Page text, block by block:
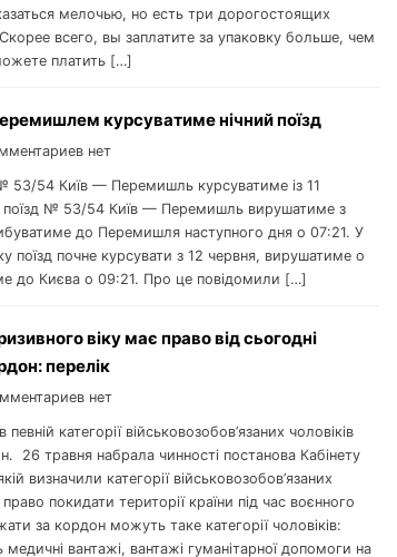
мелочью, но есть три дорогостоящих
всего, вы заплатите за упаковку больше, чем
платить […]
курсуватиме нічний поїзд
нет
53/54 Київ — Перемишль курсуватиме із 11
поїзд № 53/54 Київ — Перемишль вирушатиме з
до Перемишля наступного дня о 07:21. У
поїзд почне курсувати з 12 червня, вирушатиме о
до Києва о 09:21. Про це повідомили […]
віку має право від сьогодні
перелік
нет
категорії військовозобов’язаних чоловіків
26 травня набрала чинності постанова Кабінету
визначили категорії військовозобов’язаних
покидати території країни під час воєнного
за кордон можуть таке категорії чоловіків:
медичні вантажі, вантажі гуманітарної допомоги на